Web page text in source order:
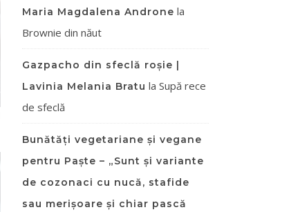
Maria Magdalena Androne la
Brownie din năut
Gazpacho din sfeclă roșie |
Lavinia Melania Bratu la Supă rece
de sfeclă
Bunătăți vegetariane și vegane
pentru Paște – „Sunt și variante
de cozonaci cu nucă, stafide
sau merișoare și chiar pască